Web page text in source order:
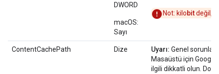
DWORD
macOS:
Sayı
Not: kilobitdeğil,
ContentCachePath Dize Uyarı: Genel
Masaüstü için
ilgili dikkatli olun.